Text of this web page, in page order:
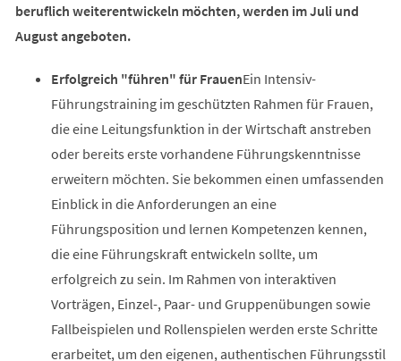
beruflich weiterentwickeln möchten, werden im Juli und
August angeboten.
Erfolgreich "führen" für FrauenEin Intensiv-
Führungstraining im geschützten Rahmen für Frauen,
die eine Leitungsfunktion in der Wirtschaft anstreben
oder bereits erste vorhandene Führungskenntnisse
erweitern möchten. Sie bekommen einen umfassenden
Einblick in die Anforderungen an eine
Führungsposition und lernen Kompetenzen kennen,
die eine Führungskraft entwickeln sollte, um
erfolgreich zu sein. Im Rahmen von interaktiven
Vorträgen, Einzel-, Paar- und Gruppenübungen sowie
Fallbeispielen und Rollenspielen werden erste Schritte
erarbeitet, um den eigenen, authentischen Führungsstil